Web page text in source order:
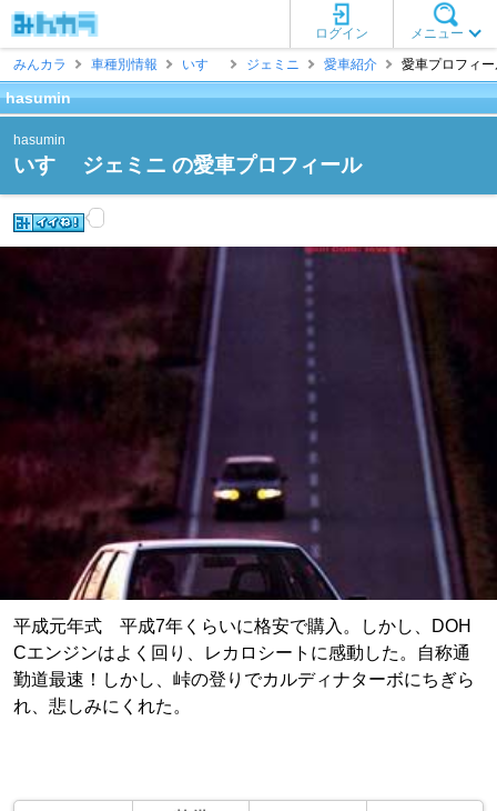
メニュー
ログイン
みんカラ
車種別情報 いすゞ ジェミニ 愛車紹介 愛車プロフィ
hasumin
hasumin
いすゞ ジェミニ の愛車プロフィール
平成元年式 平成7年くらいに格安で購入。しかし、DOH
Cエンジンはよく回り、レカロシートに感動した。自称通
勤道最速！しかし、峠の登りでカルディナターボにちぎら
れ、悲しみにくれた。